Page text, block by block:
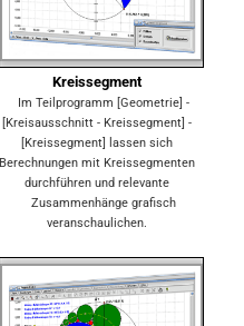
Kreissegment
Im Teilprogramm [Geometrie] -
[Kreisausschnitt - Kreissegment] -
[Kreissegment] lassen sich
Berechnungen mit Kreissegmenten
durchführen und relevante
Zusammenhänge grafisch
veranschaulichen.